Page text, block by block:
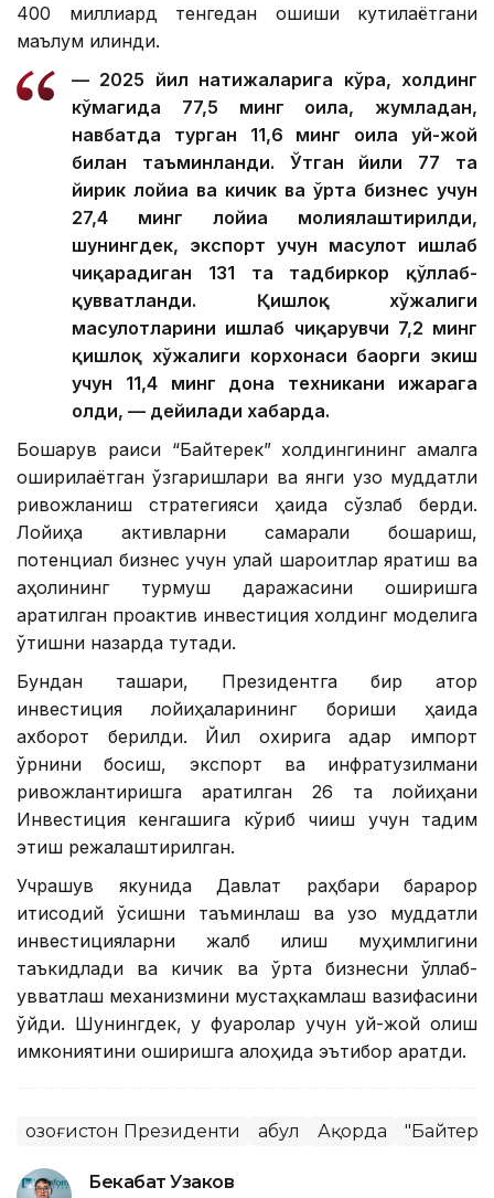
400 миллиард тенгедан ошиши кутилаётгани
маълум қилинди.
— 2025 йил натижаларига кўра, холдинг
кўмагида 77,5 минг оила, жумладан,
навбатда турган 11,6 минг оила уй-жой
билан таъминланди. Ўтган йили 77 та
йирик лойиҳа ва кичик ва ўрта бизнес учун
27,4 минг лойиҳа молиялаштирилди,
шунингдек, экспорт учун маҳсулот ишлаб
чиқарадиган 131 та тадбиркор қўллаб-
қувватланди. Қишлоқ хўжалиги
маҳсулотларини ишлаб чиқарувчи 7,2 минг
қишлоқ хўжалиги корхонаси баҳорги экиш
учун 11,4 минг дона техникани ижарага
олди, — дейилади хабарда.
Бошқарув раиси “Байтерек” холдингининг амалга
оширилаётган ўзгаришлари ва янги узоқ муддатли
ривожланиш стратегияси ҳақида сўзлаб берди.
Лойиҳа активларни самарали бошқариш,
потенциал бизнес учун қулай шароитлар яратиш ва
аҳолининг турмуш даражасини оширишга
қаратилган проактив инвестиция холдинг моделига
ўтишни назарда тутади.
Бундан ташқари, Президентга бир қатор
инвестиция лойиҳаларининг бориши ҳақида
ахборот берилди. Йил охирига қадар импорт
ўрнини босиш, экспорт ва инфратузилмани
ривожлантиришга қаратилган 26 та лойиҳани
Инвестиция кенгашига кўриб чиқиш учун тақдим
этиш режалаштирилган.
Учрашув якунида Давлат раҳбари барқарор
иқтисодий ўсишни таъминлаш ва узоқ муддатли
инвестицияларни жалб қилиш муҳимлигини
таъкидлади ва кичик ва ўрта бизнесни қўллаб-
қувватлаш механизмини мустаҳкамлаш вазифасини
қўйди. Шунингдек, у фуқаролар учун уй-жой олиш
имкониятини оширишга алоҳида эътибор қаратди.
Қозоғистон Президенти Қабул Ақорда
Бекабат Узаков